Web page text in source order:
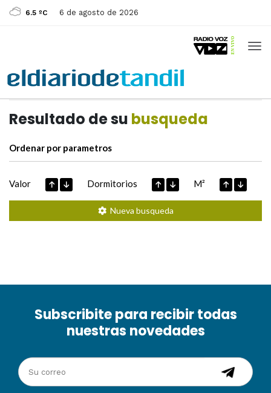
6.5 ºC 6 de agosto de 2026
Resultado de su busqueda
Ordenar por parametros
Valor Dormitorios M²
Nueva busqueda
Subscribite para recibir todas
nuestras novedades